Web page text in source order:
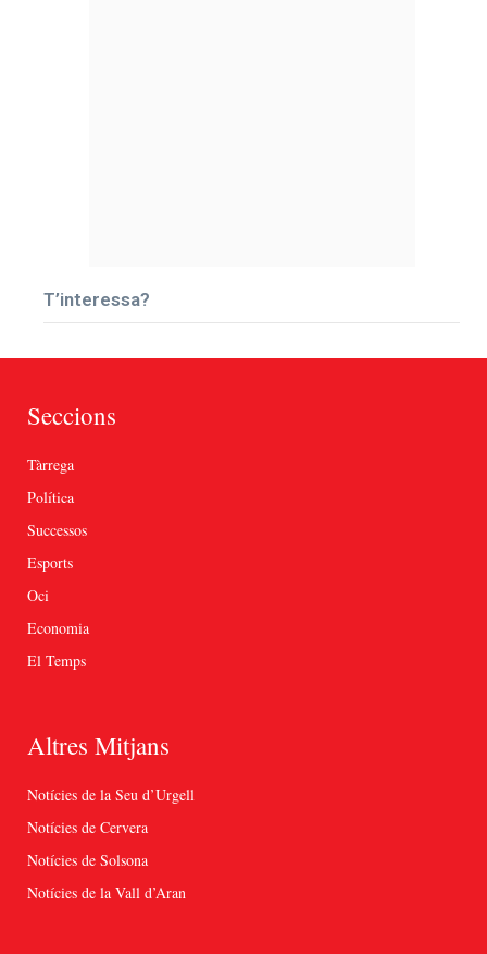
T’interessa?
Seccions
Tàrrega
Política
Successos
Esports
Oci
Economia
El Temps
Altres Mitjans
Notícies de la Seu d’Urgell
Notícies de Cervera
Notícies de Solsona
Notícies de la Vall d’Aran